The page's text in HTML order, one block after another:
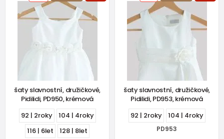
šaty slavnostní, družičkové,
Pidilidi, PD950, krémová
92 | 2roky
104 | 4roky
116 | 6let
128 | 8let
šaty slavnostní, družičkové,
Pidilidi, PD953, krémová
92 | 2roky
104 | 4roky
PD953